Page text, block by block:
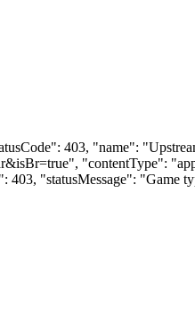
403, "name":
"contentType":
"statusMessage": "Game